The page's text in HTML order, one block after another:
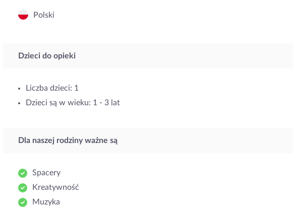
Polski
Dzieci do opieki
Liczba dzieci: 1
Dzieci są w wieku: 1 - 3 lat
Dla naszej rodziny ważne są
Spacery
Kreatywność
Muzyka